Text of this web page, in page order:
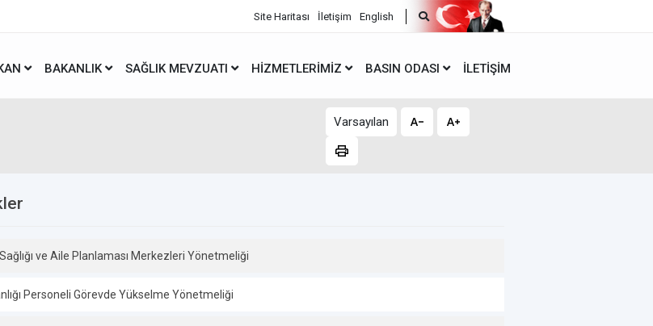
Site Haritası İletişim English
BAKANLIK SAĞLIK MEVZUATI HIZMETLERIMIZ BASIN ODASI İLETIŞIM
Varsayılan
ve Aile Planlaması Merkezleri Yönetmeliği
Personeli Görevde Yükselme Yönetmeliği